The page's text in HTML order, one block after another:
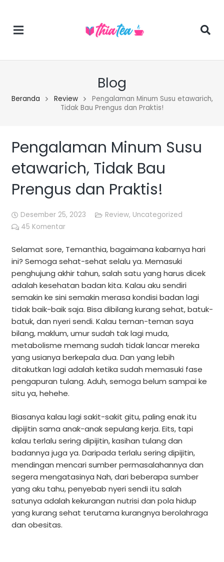
Blog
Beranda Review
Pengalaman Minum Susu etawarich,
Tidak Bau Prengus dan Praktis!
Pengalaman Minum Susu
etawarich, Tidak Bau
Prengus dan Praktis!
Desember 25, 2023 Review, Uncategorized
45 Komentar
Selamat sore, Temanthia, bagaimana kabarnya hari
ini? Semoga sehat-sehat selalu ya. Memasuki
penghujung akhir tahun, salah satu yang harus dicek
adalah kesehatan badan kita. Kalau aku sendiri
semakin ke sini semakin merasa kondisi badan lagi
tidak baik-baik saja. Bisa dibilang kurang sehat, batuk-
batuk, dan nyeri sendi. Kalau teman-teman saya
bilang, maklum, umur sudah tak lagi muda,
metabolisme memang sudah tidak lancar mereka
yang usianya berkepala dua. Dan yang lebih
ditakutkan lagi adalah ketika sudah memasuki fase
pengapuran tulang. Aduh, semoga belum sampai ke
situ ya, hehehe.
Biasanya kalau lagi sakit-sakit gitu, paling enak itu
dipijitin sama anak-anak sepulang kerja. Eits, tapi
kalau terlalu sering dipijitin, kasihan tulang dan
badannya juga ya. Daripada terlalu sering dipijitin,
mendingan mencari sumber permasalahannya dan
segera mengatasinya Nah, dari beberapa sumber
yang aku tahu, penyebab nyeri sendi itu salah
satunya adalah kekurangan nutrisi dan pola hidup
yang kurang sehat terutama kurangnya berolahraga
dan obesitas.